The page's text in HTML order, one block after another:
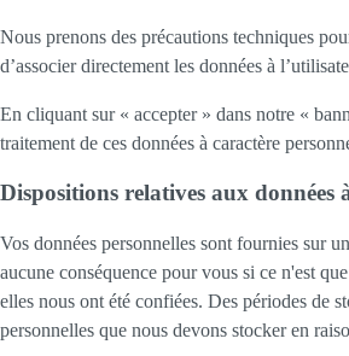
Nous prenons des précautions techniques
d’associer directement les données à
En cliquant sur « accepter » dans notre «
traitement de ces données à caractère
Dispositions relatives aux données
Vos données personnelles sont fournies sur
aucune conséquence pour vous si ce n'est
elles nous ont été confiées. Des périodes de
personnelles que nous devons stocker en